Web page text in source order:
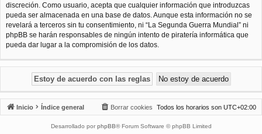
discreción. Como usuario, acepta que cualquier información que introduzcas
pueda ser almacenada en una base de datos. Aunque esta información no se
revelará a terceros sin tu consentimiento, ni “La Segunda Guerra Mundial” ni
phpBB se harán responsables de ningún intento de piratería informática que
pueda dar lugar a la compromisión de los datos.
Inicio Índice general Todos los horarios son UTC+02:00
Borrar cookies
Desarrollado por phpBB® Forum Software © phpBB Limited